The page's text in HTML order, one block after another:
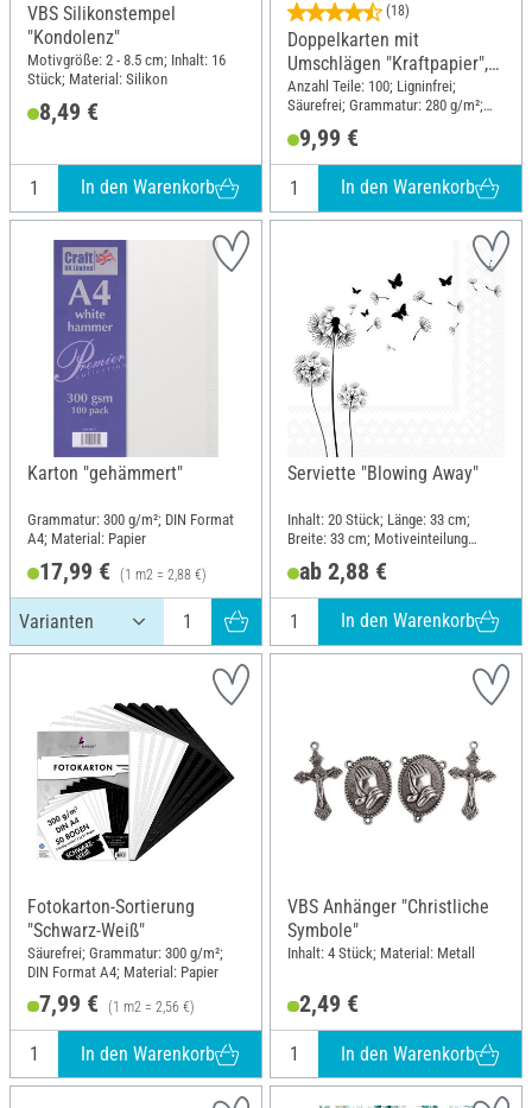
VBS Silikonstempel
"Kondolenz"
Motivgröße: 2 - 8.5 cm; Inhalt: 16
Stück; Material: Silikon
8,49 €
In den Warenkorb
(18)
Doppelkarten mit
Umschlägen "Kraftpapier",
DIN A6, 50 Stück
Anzahl Teile: 100; Ligninfrei;
Säurefrei; Grammatur: 280 g/m²;
Material: Karton
9,99 €
In den Warenkorb
Karton "gehämmert"
Grammatur: 300 g/m²; DIN Format
A4; Material: Papier
17,99 € (1 m2 = 2,88 €)
Serviette "Blowing Away"
Inhalt: 20 Stück; Länge: 33 cm;
Breite: 33 cm; Motiveinteilung
viertel Motiv; Material: Papier
ab 2,88 €
In den Warenkorb
Fotokarton-Sortierung
"Schwarz-Weiß"
Säurefrei; Grammatur: 300 g/m²;
DIN Format A4; Material: Papier
7,99 € (1 m2 = 2,56 €)
In den Warenkorb
VBS Anhänger "Christliche
Symbole"
Inhalt: 4 Stück; Material: Metall
2,49 €
In den Warenkorb